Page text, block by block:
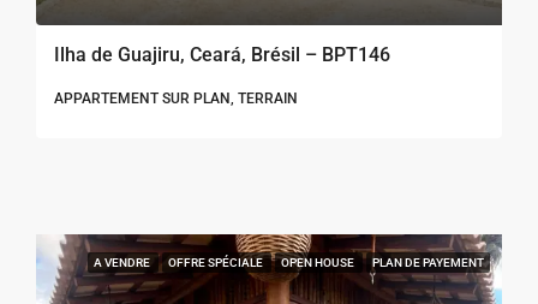
Ilha de Guajiru, Ceará, Brésil – BPT146
APPARTEMENT SUR PLAN, TERRAIN
A VENDRE OFFRE SPÉCIALE OPEN HOUSE PLAN DE PAYEMENT